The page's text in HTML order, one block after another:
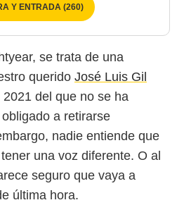
Y ENTRADA (260)
se trata de una
querido José Luis Gil
del que no se ha
a retirarse
nadie entiende que
una voz diferente. O al
seguro que vaya a
última hora.